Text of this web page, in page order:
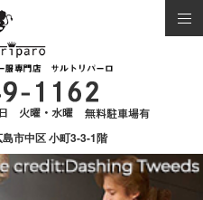
市中区 小町3-3-1階